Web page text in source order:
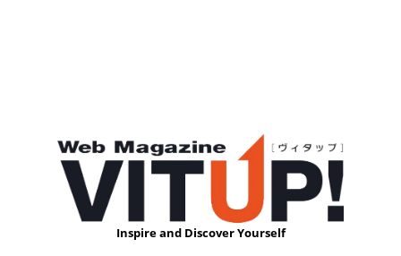
Inspire and Discover Yourself